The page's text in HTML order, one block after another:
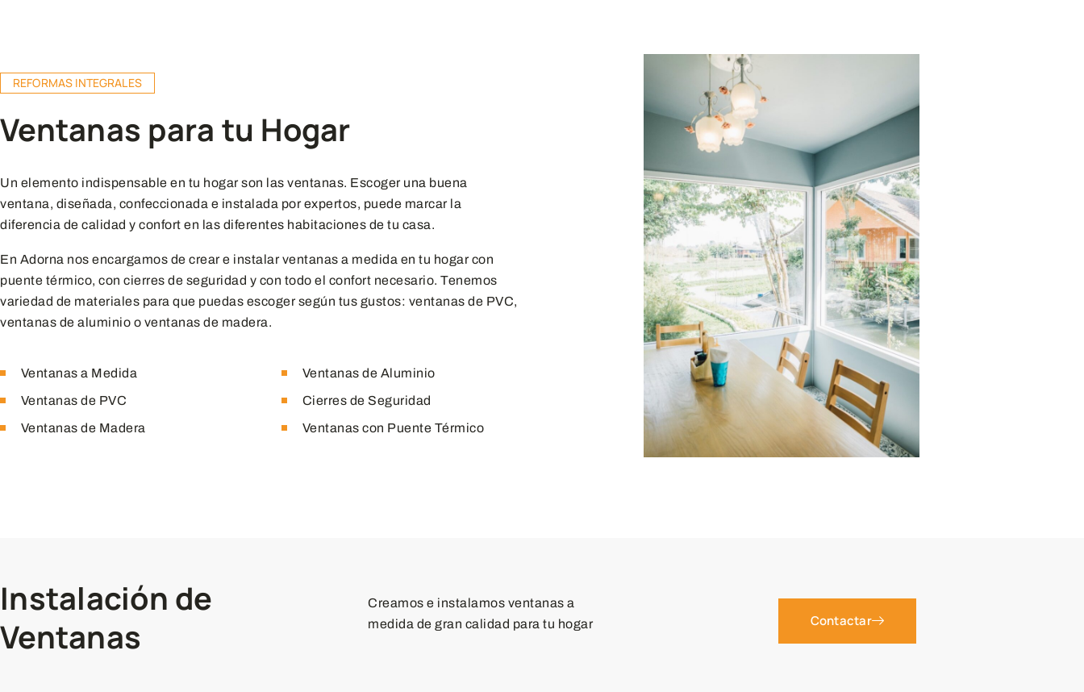
REFORMAS INTEGRALES
Ventanas para tu Hogar
Un elemento indispensable en tu hogar son las ventanas. Escoger una buena
ventana, diseñada, confeccionada e instalada por expertos, puede marcar la
diferencia de calidad y confort en las diferentes habitaciones de tu casa.
En Adorna nos encargamos de crear e instalar ventanas a medida en tu hogar con
puente térmico, con cierres de seguridad y con todo el confort necesario. Tenemos
variedad de materiales para que puedas escoger según tus gustos: ventanas de PVC,
ventanas de aluminio o ventanas de madera.
Ventanas a Medida
Ventanas de PVC
Ventanas de Madera
Ventanas de Aluminio
Cierres de Seguridad
Ventanas con Puente Térmico
Instalación de
Ventanas
Creamos e instalamos ventanas a
medida de gran calidad para tu hogar
Contactar